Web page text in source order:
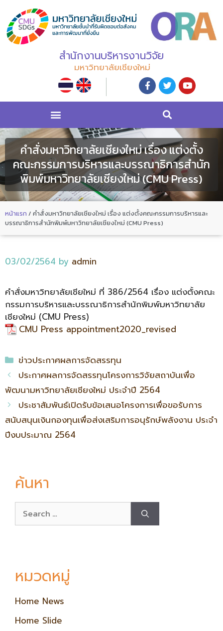
สำนักงานบริหารงานวิจัย
มหาวิทยาลัยเชียงใหม่
คำสั่งมหาวิทยาลัยเชียงใหม่ เรื่อง แต่งตั้ง
คณะกรรมการบริหารและบรรณาธิการสำนัก
พิมพ์มหาวิทยาลัยเชียงใหม่ (CMU Press)
หน้าแรก / คำสั่งมหาวิทยาลัยเชียงใหม่ เรื่อง แต่งตั้งคณะกรรมการบริหารและ
บรรณาธิการสำนักพิมพ์มหาวิทยาลัยเชียงใหม่ (CMU Press)
03/02/2564 by admin
คำสั่งมหาวิทยาลัยเชียใหม่ ที่ 386/2564 เรื่อง แต่งตั้งคณะ
กรรมการบริหารและบรรณาธิการสำนักพิมพ์มหาวิทยาลัย
เชียงใหม่ (CMU Press)
CMU Press appointment2020_revised
ข่าวประกาศผลการจัดสรรทุน
ประกาศผลการจัดสรรทุนโครงการวิจัยสถาบันเพื่อ
พัฒนามหาวิทยาลัยเชียงใหม่ ประจำปี 2564
ประชาสัมพันธ์เปิดรับข้อเสนอโครงการเพื่อขอรับการ
สนับสนุนเงินกองทุนเพื่อส่งเสริมการอนุรักษ์พลังงาน ประจำ
ปีงบประมาณ 2564
ค้นหา
หมวดหมู่
Home News
Home Slide